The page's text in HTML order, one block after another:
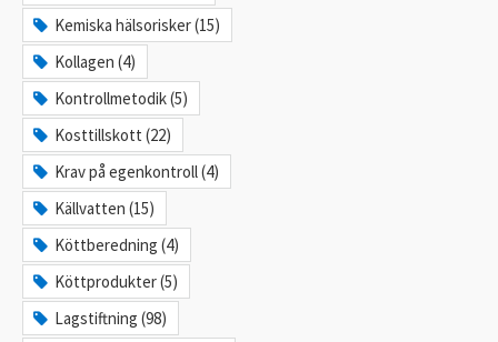
Kemiska hälsorisker (15)
Kollagen (4)
Kontrollmetodik (5)
Kosttillskott (22)
Krav på egenkontroll (4)
Källvatten (15)
Köttberedning (4)
Köttprodukter (5)
Lagstiftning (98)